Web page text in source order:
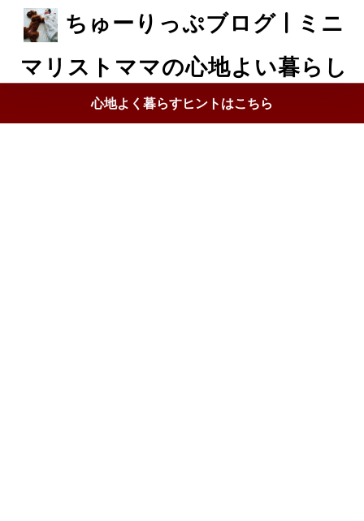
ちゅーりっぷブログ | ミニ
マリストママの心地よい暮らし
心地よく暮らすヒントはこちら